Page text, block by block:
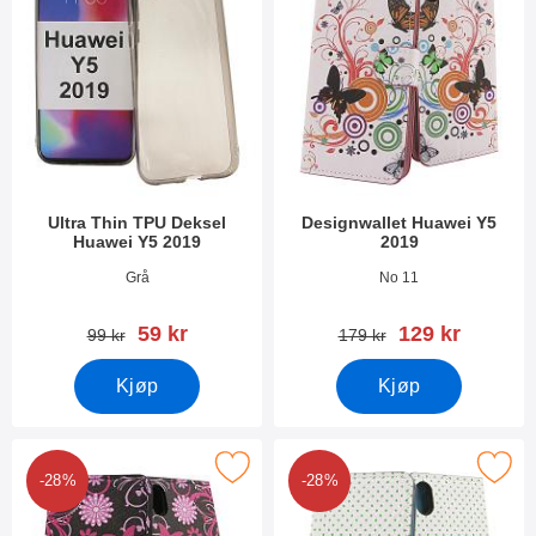
Ultra Thin TPU Deksel
Huawei Y5 2019
Varenummer 33557
Grå
gammel pris
99 kr ny pris
59 kr
Kjøp
Designwallet Huawei Y5
2019
Varenummer 33579
No 11
gammel pris
179 kr ny pris
129 kr
Kjøp
-28%
Merk designwallet Huawei Y5 2019 som favoritt
-28%
Merk designwallet Huawei